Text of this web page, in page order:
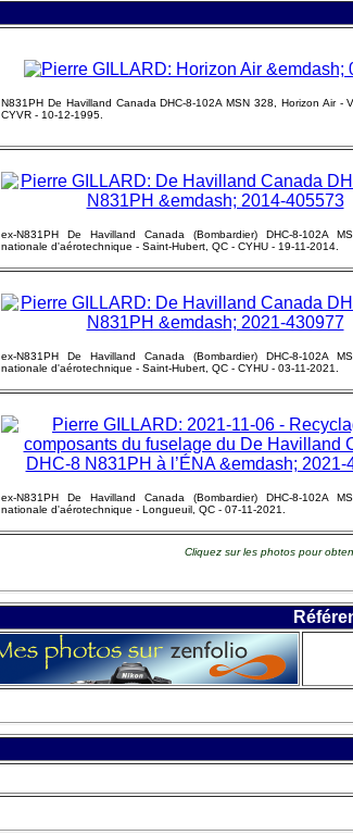
N831PH De Havilland Canada DHC-8-102A MSN 328, Horizon Air -
CYVR - 10-12-1995.
ex-N831PH De Havilland Canada (Bombardier) DHC-8-102A
nationale d'aérotechnique - Saint-Hubert, QC - CYHU - 19-11-2014.
ex-N831PH De Havilland Canada (Bombardier) DHC-8-102A
nationale d'aérotechnique - Saint-Hubert, QC - CYHU - 03-11-2021.
ex-N831PH De Havilland Canada (Bombardier) DHC-8-102A
nationale d'aérotechnique - Longueuil, QC - 07-11-2021.
Cliquez sur les photos pour